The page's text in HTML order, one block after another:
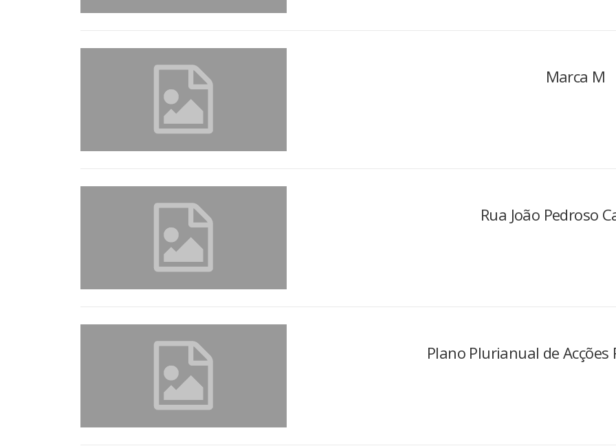
Marca M
Rua João Pedroso
Plano Plurianual de Acções